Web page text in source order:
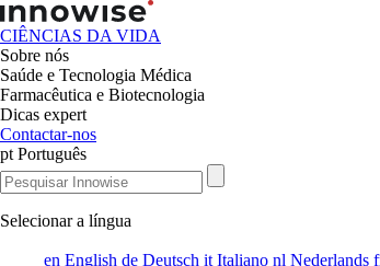
CIÊNCIAS DA VIDA
Sobre nós
Saúde e Tecnologia Médica
Farmacêutica e Biotecnologia
Dicas expert
Contactar-nos
pt Português
Selecionar a língua
en English de Deutsch it Italiano nl Nederlands